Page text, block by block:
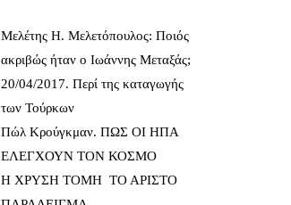
Μελέτης Η. Μελετόπουλος: Ποιός
ακριβώς ήταν ο Ιωάννης Μεταξάς;
20/04/2017. Περί της καταγωγής
των Τούρκων
Πώλ Κρούγκμαν. ΠΩΣ ΟΙ ΗΠΑ
ΕΛΕΓΧΟΥΝ ΤΟΝ ΚΟΣΜΟ
Η ΧΡΥΣΗ ΤΟΜΗ ΤΟ ΑΡΙΣΤΟ